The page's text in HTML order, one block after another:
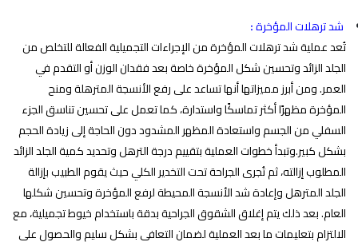
شد ترهلات المؤخرة:
تُعد عملية شد ترهلات المؤخرة من الإجراءات التجميلية الفعالة للتخلص من
الجلد الزائد وتحسين شكل المؤخرة خاصة بعد فقدان الوزن أو التقدم في
العمر. ومن أبرز مميزاتها أنها تساعد على رفع الأنسجة المترهلة ومنح
المؤخرة مظهرًا أكثر تماسكًا واستدارة، كما تعمل على تحسين تناسق الجزء
السفلي من الجسم واستعادة المظهر المشدود دون الحاجة إلى زيادة الحجم
بشكل كبير.وتبدأ خطوات العملية بتقييم درجة الترهل وتحديد كمية الجلد الزائد
المطلوب إزالته، ثم تُجرى الجراحة تحت التخدير الكلي حيث يقوم الطبيب بإزالة
الجلد المترهل وإعادة شد الأنسجة المحيطة لرفع المؤخرة وتحسين شكلها
العام. بعد ذلك يتم إغلاق الشقوق الجراحية بدقة باستخدام خيوط تجميلية، مع
الالتزام بتعليمات ما بعد العملية لضمان التعافي بشكل سليم والحصول على